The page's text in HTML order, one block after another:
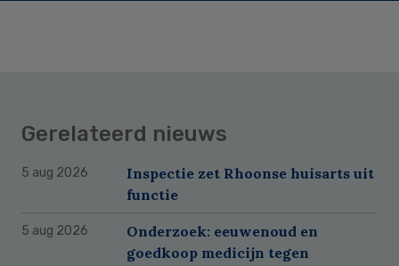
Gerelateerd nieuws
5 aug 2026
Inspectie zet Rhoonse huisarts uit
functie
5 aug 2026
Onderzoek: eeuwenoud en
goedkoop medicijn tegen